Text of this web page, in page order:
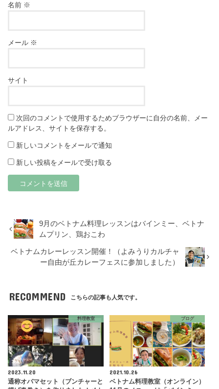
名前 ※
メール ※
サイト
次回のコメントで使用するためブラウザーに自分の名前、メー
ルアドレス、サイトを保存する。
新しいコメントをメールで通知
新しい投稿をメールで受け取る
9月のベトナム料理レッスンはバインミー、ベトナ
ムプリン、鶏おこわ
ベトナムカレーレッスン開催！（よみうりカルチャ
ー自由が丘カレーフェスに参加しました）
RECOMMEND こちらの記事も人気です。
料理教室
2023.11.20
通称オバマセット（ブンチャーと
ブログ
2021.10.26
ベトナム料理教室（オンライン）